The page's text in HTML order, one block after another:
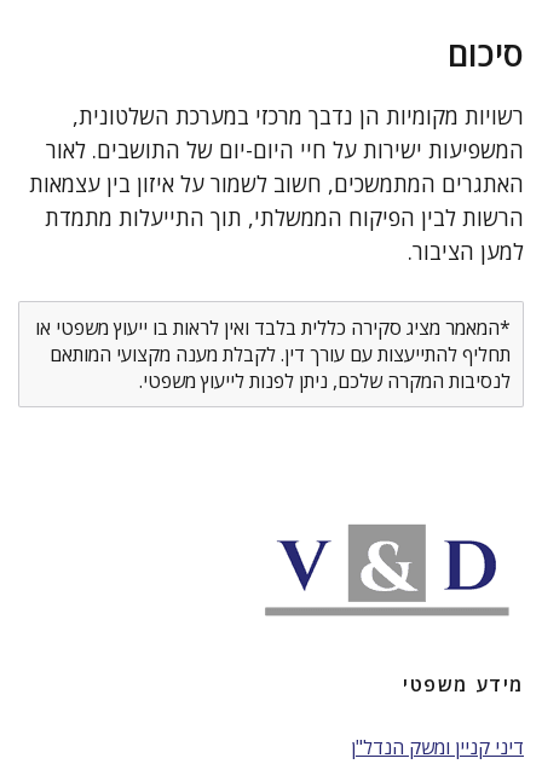
סיכום
רשויות מקומיות הן נדבך מרכזי במערכת השלטונית,
המשפיעות ישירות על חיי היום-יום של התושבים. לאור
האתגרים המתמשכים, חשוב לשמור על איזון בין עצמאות
הרשות לבין הפיקוח הממשלתי, תוך התייעלות מתמדת
למען הציבור.
*המאמר מציג סקירה כללית בלבד ואין לראות בו ייעוץ משפטי או
תחליף להתייעצות עם עורך דין. לקבלת מענה מקצועי המותאם
לנסיבות המקרה שלכם, ניתן לפנות לייעוץ משפטי.
מידע משפטי
דיני קניין ומשק הנדל"ן